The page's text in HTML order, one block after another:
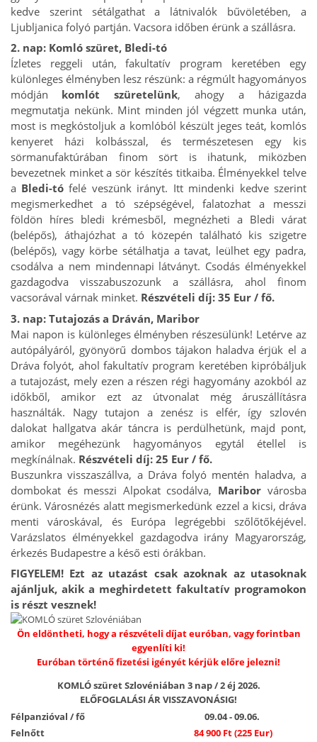
kedve szerint sétálgathat a látnivalók bűvöletében, a
Ljubljanica folyó partján. Vacsora időben érünk a szállásra.
2. nap: Komló szüret, Bledi-tó
Ízletes reggeli után, fakultatív program keretében egy
különleges élményben lesz részünk: a régmúlt hagyományos
módján komlót szüretelünk, ahogy a házigazda
megmutatja nekünk. Mint minden jól végzett munka után,
most is megkóstoljuk a komlóból készült jeges teát, komlós
kenyeret házi kolbásszal, és természetesen egy kis
sörmanufaktúrában finom sört is ihatunk, miközben
bevezetnek minket a sör készítés titkaiba. Élményekkel telve
a Bledi-tó felé veszünk irányt. Itt mindenki kedve szerint
megismerkedhet a tó szépségével, falatozhat a messzi
földön híres bledi krémesből, megnézheti a Bledi várat
(belépős), áthajózhat a tó közepén található kis szigetre
(belépős), vagy körbe sétálhatja a tavat, leülhet egy padra,
csodálva a nem mindennapi látványt. Csodás élményekkel
gazdagodva visszabuszozunk a szállásra, ahol finom
vacsorával várnak minket. Részvételi díj: 35 Eur / fő.
3. nap: Tutajozás a Dráván, Maribor
Mai napon is különleges élményben részesülünk! Letérve az
autópályáról, gyönyörű dombos tájakon haladva érjük el a
Dráva folyót, ahol fakultatív program keretében kipróbáljuk
a tutajozást, mely ezen a részen régi hagyomány azokból az
időkből, amikor ezt az útvonalat még áruszállításra
használták. Nagy tutajon a zenész is elfér, így szlovén
dalokat hallgatva akár táncra is perdülhetünk, majd pont,
amikor megéhezünk hagyományos egytál étellel is
megkínálnak. Részvételi díj: 25 Eur / fő.
Buszunkra visszaszállva, a Dráva folyó mentén haladva, a
dombokat és messzi Alpokat csodálva, Maribor városba
érünk. Városnézés alatt megismerkedünk ezzel a kicsi, dráva
menti városkával, és Európa legrégebbi szőlőtőkéjével.
Varázslatos élményekkel gazdagodva irány Magyarország,
érkezés Budapestre a késő esti órákban.
FIGYELEM! Ezt az utazást csak azoknak az utasoknak
ajánljuk, akik a meghirdetett fakultatív programokon
is részt vesznek!
Ön eldöntheti, hogy a részvételi díjat euróban, vagy forintban
egyenlíti ki!
Euróban történő fizetési igényét kérjük előre jelezni!
KOMLÓ szüret Szlovéniában 3 nap / 2 éj 2026.
ELŐFOGLALÁSI ÁR VISSZAVONÁSIG!
Félpanzióval / fő
09.04 - 09.06.
Felnőtt
84 900 Ft (225 Eur)